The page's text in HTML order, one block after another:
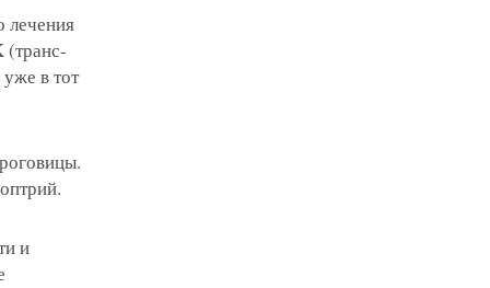
лечения
в тот
и